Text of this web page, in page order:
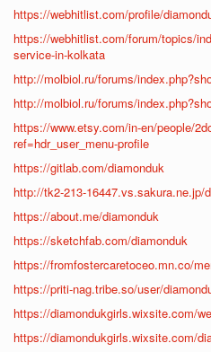
https://webhitlist.com/profile/
https://webhitlist.com/forum/topics/
service-in-kolkata
http://molbiol.ru/forums/
http://molbiol.ru/forums/
https://www.etsy.com/in-en/people/
ref=hdr_user_menu-profile
https://gitlab.com/diamonduk
http://tk2-213-16447.vs.sakura.ne.jp/
https://about.me/diamonduk
https://sketchfab.com/diamonduk
https://fromfostercaretoceo.mn.co/
https://priti-nag.tribe.so/user/
https://diamondukgirls.wixsite.com/
https://diamondukgirls.wixsite.com/